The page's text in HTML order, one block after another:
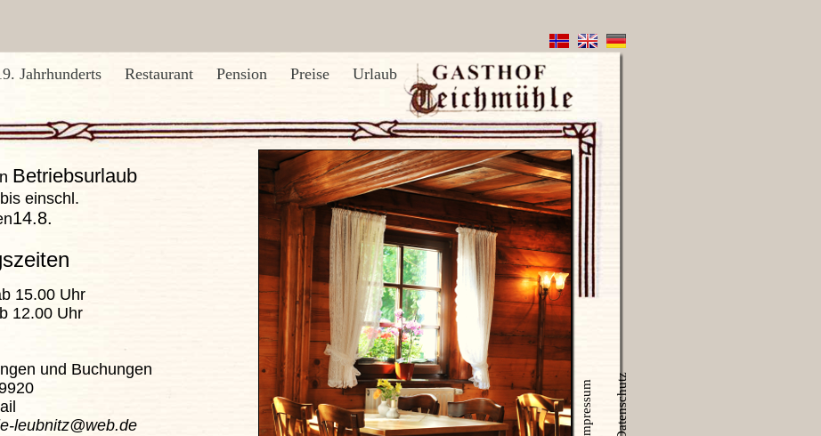
Jahrhunderts Restaurant Pension Preise Urlaub
Betriebsurlaub
einschl.
14.8.
15.00 Uhr
12.00 Uhr
und Buchungen
leubnitz@web.de
Impressum Datenschutz